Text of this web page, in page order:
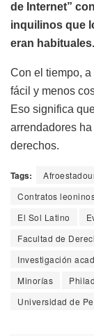
de Internet”
inquilinos que
eran habituales.
Con el tiempo,
fácil y menos
Eso significa
arrendadores
derechos.
Tags:
Contratos
El Sol Latino
Facultad de
Investigación
Minorías
Universidad de